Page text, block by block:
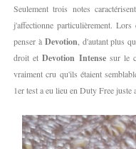
Seulement trois notes
j'affectionne particulièrement.
penser à Devotion , d'autant plus
droit etDevotion Intense sur le
vraiment cru qu'ils étaient
1er test a eu lieu en Duty Free juste